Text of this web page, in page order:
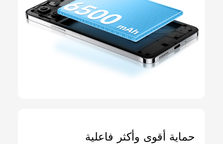
حماية أقوى وأكثر فاعلية